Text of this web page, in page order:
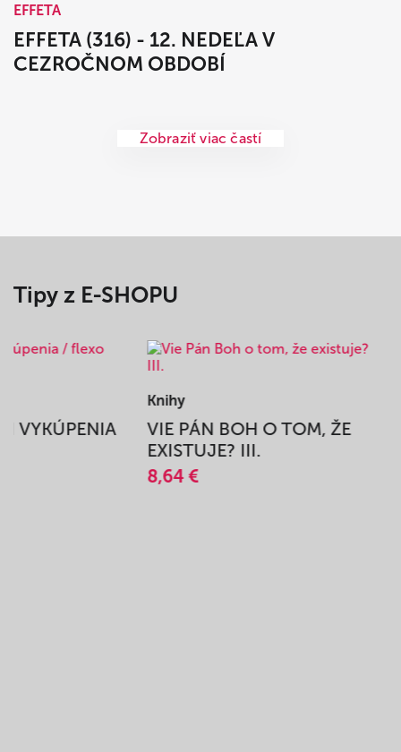
EFFETA
EFFETA (316) - 12. NEDEĽA V
CEZROČNOM OBDOBÍ
Zobraziť viac častí
Tipy z E-SHOPU
VYKÚPENIA
Knihy
VIE PÁN BOH O TOM, ŽE
EXISTUJE? III.
8,64 €